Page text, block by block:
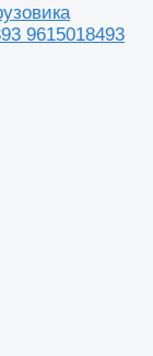
9615018493